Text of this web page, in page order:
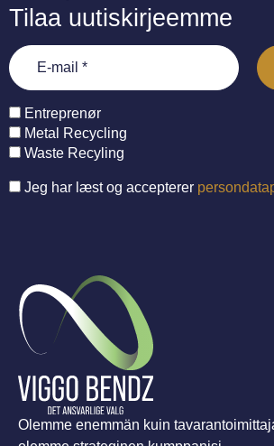
Tilaa uutiskirjeemme
Entreprenør
Metal Recycling
Waste Recyling
Jeg har læst og accepterer
Olemme enemmän kuin